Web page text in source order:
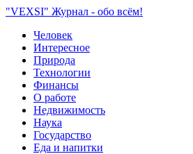
"VEXSI" Журнал - обо всём!
Человек
Интересное
Природа
Технологии
Финансы
О работе
Недвижимость
Наука
Государство
Еда и напитки